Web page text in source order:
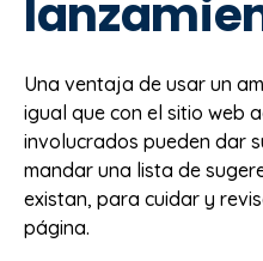
Una ventaja de usar un
igual que con el sitio web
involucrados pueden dar
mandar una lista de
existan, para cuidar y
página.